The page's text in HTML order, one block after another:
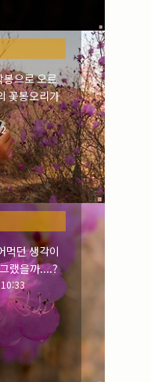
봉으로 오르
꽃봉오리가
먹던 생각이
랬을까....?